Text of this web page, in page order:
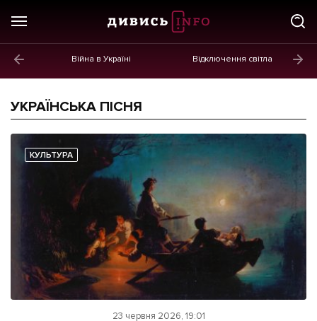
Війна в Україні Відключення світла
Новини
Політика
Економіка
Бізнес
Життя
Культура
Афіша
УКРАЇНСЬКА ПІСНЯ
КУЛЬТУРА
23 червня 2026, 19:01